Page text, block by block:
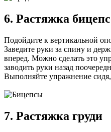
6. Растяжка
Подойдите к вертикальной
Заведите руки за спину и
вперед. Можно сделать это
заводить руки назад
Выполняйте упражнение
7. Растяжка груди